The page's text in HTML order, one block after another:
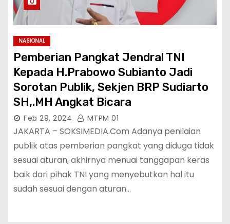
NASIONAL
Pemberian Pangkat Jendral TNI
Kepada H.Prabowo Subianto Jadi
Sorotan Publik, Sekjen BRP Sudiarto
SH,.MH Angkat Bicara
Feb 29, 2024 MTPM 01
JAKARTA – SOKSIMEDIA.Com Adanya penilaian
publik atas pemberian pangkat yang diduga tidak
sesuai aturan, akhirnya menuai tanggapan keras
baik dari pihak TNI yang menyebutkan hal itu
sudah sesuai dengan aturan…